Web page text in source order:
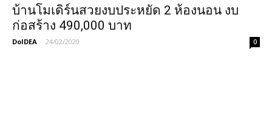
บ้านโมเดิร์นสวยงบประหยัด 2 ห้องนอน งบ
ก่อสร้าง 490,000 บาท
DoIDEA - 24/02/2020 0